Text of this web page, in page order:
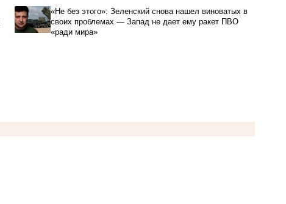
«Не без этого»: Зеленский снова нашел виноватых в
своих проблемах — Запад не дает ему ракет ПВО
«ради мира»